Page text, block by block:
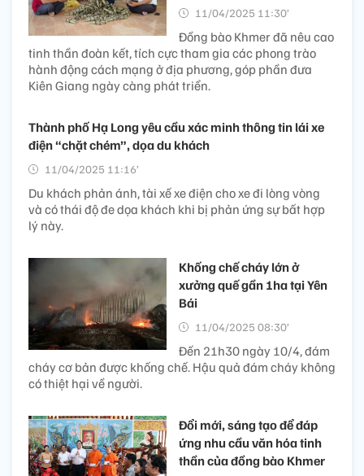
11/04/2025 11:30’
Đồng bào Khmer đã nêu cao
tinh thần đoàn kết, tích cực tham gia các phong trào
hành động cách mạng ở địa phương, góp phần đưa
Kiên Giang ngày càng phát triển.
Thành phố Hạ Long yêu cầu xác minh thông tin lái xe
điện “chặt chém”, dọa du khách
11/04/2025 11:16’
Du khách phản ánh, tài xế xe điện cho xe đi lòng vòng
và có thái độ đe dọa khách khi bị phản ứng sự bất hợp
lý này.
Khống chế cháy lớn ở
xưởng quế gần 1ha tại Yên
Bái
11/04/2025 08:30’
Đến 21h30 ngày 10/4, đám
cháy cơ bản được khống chế. Hậu quả đám cháy không
có thiệt hại về người.
Đổi mới, sáng tạo để đáp
ứng nhu cầu văn hóa tinh
thần của đồng bào Khmer